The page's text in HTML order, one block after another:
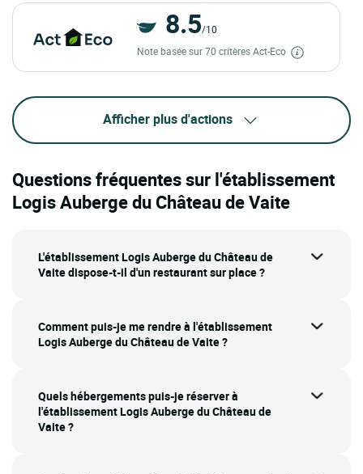
8.5/10
Note basée sur 70 critères Act-Eco
Afficher plus d'actions
Questions fréquentes sur l'établissement
Logis Auberge du Château de Vaite
L'établissement Logis Auberge du Château de
Vaite dispose-t-il d'un restaurant sur place ?
Comment puis-je me rendre à l'établissement
Logis Auberge du Château de Vaite ?
Quels hébergements puis-je réserver à
l'établissement Logis Auberge du Château de
Vaite ?